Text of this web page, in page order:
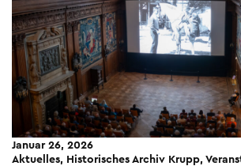
Januar 26, 2026
Aktuelles, Historisches Archiv Krupp,